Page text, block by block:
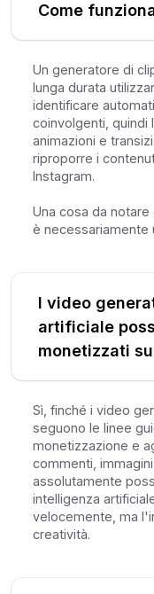
Come
Un generatore di
lunga durata
identificare
coinvolgenti, quindi
animazioni e
riproporre i
Instagram.
Una cosa da
è necessariamente
I video
artificiale
monetizzati
Sì, finché i video
seguono le linee
monetizzazione e
commenti,
assolutamente
intelligenza
velocemente, ma
creatività.